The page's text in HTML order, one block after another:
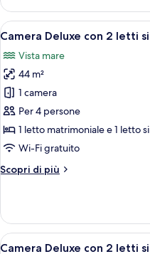
Deluxe,
vista
montagna
Apri
tutte
le
foto
per
Camera
Deluxe
con
letti
mare
7
Camera Deluxe con 2 letti
Vista mare
44 m²
1 camera
Per 4 persone
1 letto matrimoniale e 1 letto
Wi-Fi gratuito
Scopri di più
Altri
Deluxe
con
2
Apri10
Camera Deluxe con 2 letti